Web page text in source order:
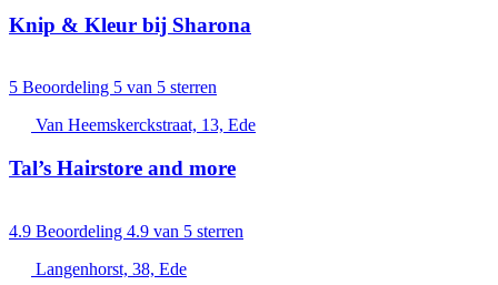
Knip & Kleur bij Sharona
5 Beoordeling 5 van 5 sterren
Van Heemskerckstraat, 13, Ede
Tal’s Hairstore and more
4.9 Beoordeling 4.9 van 5 sterren
Langenhorst, 38, Ede